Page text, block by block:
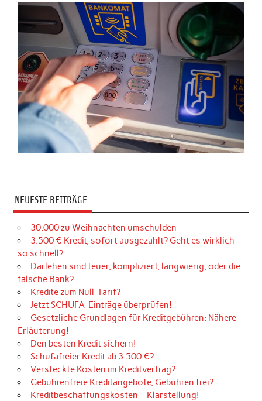
NEUESTE BEITRÄGE
30.000 zu Weihnachten umschulden
3.500 € Kredit, sofort ausgezahlt? Geht es wirklich
so schnell?
Darlehen sind teuer, kompliziert, langwierig, oder die
falsche Bank?
Kredite zum Null-Tarif?
Jetzt SCHUFA-Einträge überprüfen!
Gesetzliche Grundlagen für Kreditgebühren: Nähere
Erläuterung!
Den besten Kredit sichern!
Schufafreier Kredit ab 3.500 €?
Versteckte Kosten im Kreditvertrag?
Gebührenfreie Kreditangebote, Gebühren frei?
Kreditbeschaffungskosten – Klarstellung!